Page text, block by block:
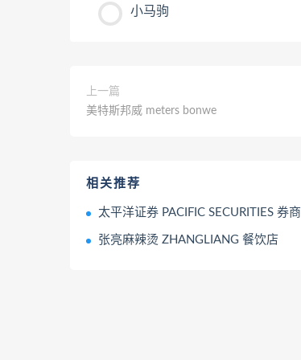
小马驹
上一篇
美特斯邦威 meters bonwe
相关推荐
太平洋证券 PACIFIC SECURITIES 券商
张亮麻辣烫 ZHANGLIANG 餐饮店